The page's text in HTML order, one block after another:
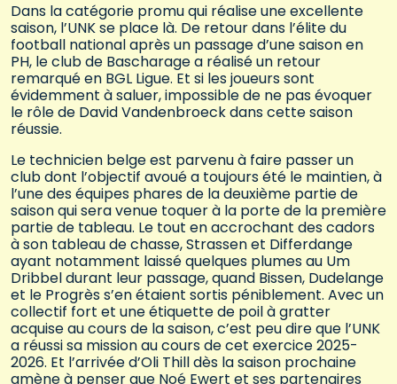
Dans la catégorie promu qui réalise une excellente
saison, l’UNK se place là. De retour dans l’élite du
football national après un passage d’une saison en
PH, le club de Bascharage a réalisé un retour
remarqué en BGL Ligue. Et si les joueurs sont
évidemment à saluer, impossible de ne pas évoquer
le rôle de David Vandenbroeck dans cette saison
réussie.
Le technicien belge est parvenu à faire passer un
club dont l’objectif avoué a toujours été le maintien, à
l’une des équipes phares de la deuxième partie de
saison qui sera venue toquer à la porte de la première
partie de tableau. Le tout en accrochant des cadors
à son tableau de chasse, Strassen et Differdange
ayant notamment laissé quelques plumes au Um
Dribbel durant leur passage, quand Bissen, Dudelange
et le Progrès s’en étaient sortis péniblement. Avec un
collectif fort et une étiquette de poil à gratter
acquise au cours de la saison, c’est peu dire que l’UNK
a réussi sa mission au cours de cet exercice 2025-
2026. Et l’arrivée d’Oli Thill dès la saison prochaine
amène à penser que Noé Ewert et ses partenaires